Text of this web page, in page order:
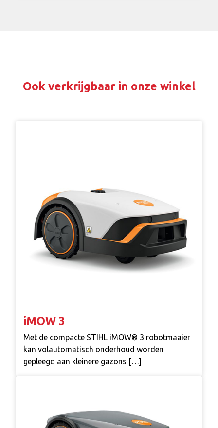
Ook verkrijgbaar in onze winkel
iMOW 3
Met de compacte STIHL iMOW® 3 robotmaaier
kan volautomatisch onderhoud worden
gepleegd aan kleinere gazons […]